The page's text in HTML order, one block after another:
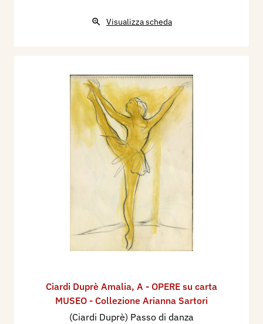
Visualizza scheda
Ciardi Duprè Amalia, A - OPERE su carta
MUSEO - Collezione Arianna Sartori
(Ciardi Duprè) Passo di danza